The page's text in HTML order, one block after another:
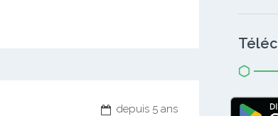
depuis 5 ans